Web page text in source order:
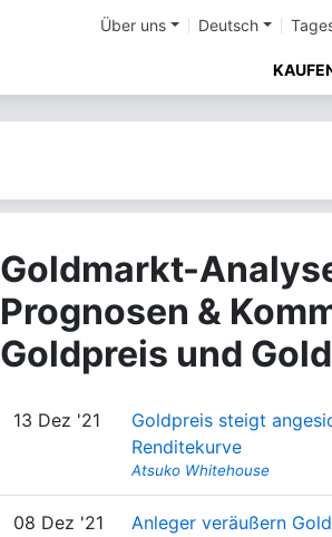
Über uns Deutsch
Goldmarkt-
Prognosen &
Goldpreis und
13 Dez '21
Goldpreis steigt
Renditekurve
Atsuko Whitehouse
08 Dez '21
Anleger veräußern